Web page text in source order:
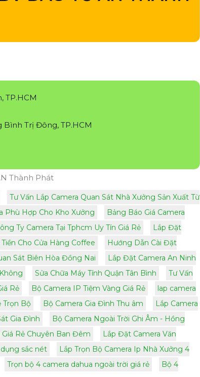
TP.HCM
Trị Đông, TP.HCM
Thành Phát
Tư Vấn Lắp Camera Quan Sát Nhà Xưởng Sản Xuất Từ
Phù Hợp Cho Kho Xưởng
Bảng Báo Giá Camera
Ty Camera Tại Tphcm Uy Tín Giá Rẻ
Lắp Đặt
Cho Cửa Hàng Coffee
Hướng Dẫn Cài Đặt
Sát Biên Hòa Đồng Nai
Lắp Đặt Camera An Ninh
Sửa Chữa Máy Tính Quận Tân Bình
Tư Vấn
Rẻ Bộ Camera IP Tiệm Vàng Giá Rẻ
lap camera
Trọn Bộ Bộ Camera Gia Đình Thu âm
Lắp Camera
Gia Đình
Bộ Camera Ngoài Trời Ghi Âm - Hồng
Rẻ Chuyên Ban Đêm
Lắp Đặt Camera Văn
sắc nét
Lắp Trọn Bộ Camera Ip Nhà Xưởng 4
Trọn bộ 4 camera dahua ngoài trời giá rẻ
Bộ 4